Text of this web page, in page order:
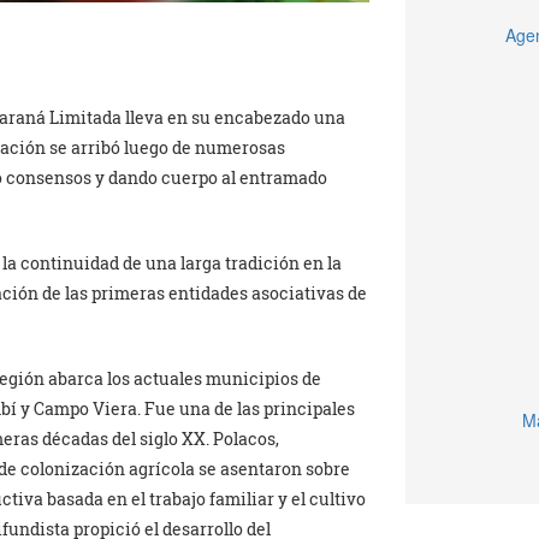
Limitada lleva en su encabezado una
se arribó luego de numerosas
y dando cuerpo al entramado
continuidad de una larga tradición en la
de las primeras entidades asociativas de
abarca los actuales municipios de
y Campo Viera. Fue una de las principales
décadas del siglo XX. Polacos,
colonización agrícola se asentaron sobre
basada en el trabajo familiar y el cultivo
propició el desarrollo del